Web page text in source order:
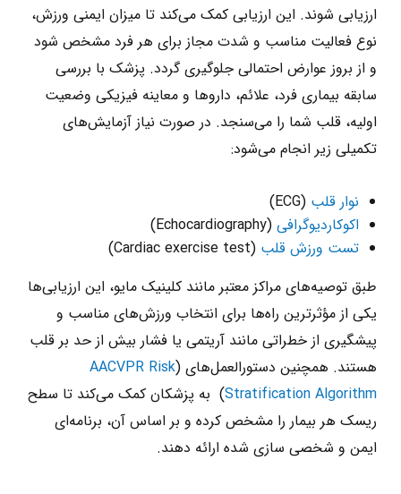
ارزیابی شوند. این ارزیابی کمک می‌کند تا میزان ایمنی ورزش،
نوع فعالیت مناسب و شدت مجاز برای هر فرد مشخص شود
و از بروز عوارض احتمالی جلوگیری گردد. پزشک با بررسی
سابقه بیماری فرد، علائم، داروها و معاینه فیزیکی وضعیت
اولیه، قلب شما را می‌سنجد. در صورت نیاز آزمایش‌های
تکمیلی زیر انجام می‌شود:
نوار قلب (ECG)
اکوکاردیوگرافی(Echocardiography)
تست ورزش قلب (Cardiac exercise test)
طبق توصیه‌های مراکز معتبر مانند کلینیک مایو، این ارزیابی‌ها
یکی از مؤثرترین راه‌ها برای انتخاب ورزش‌های مناسب و
پیشگیری از خطراتی مانند آریتمی یا فشار بیش ‌از حد بر قلب
هستند. همچنین دستورالعمل‌های (AACVPR Risk
Stratification Algorithm) به پزشکان کمک می‌کند تا سطح
ریسک هر بیمار را مشخص کرده و بر اساس آن، برنامه‌ای
ایمن و شخصی سازی شده ارائه دهند.